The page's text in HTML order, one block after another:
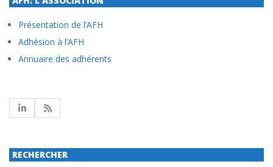
Présentation de l’AFH
Adhésion à l’AFH
Annuaire des adhérents
RECHERCHER